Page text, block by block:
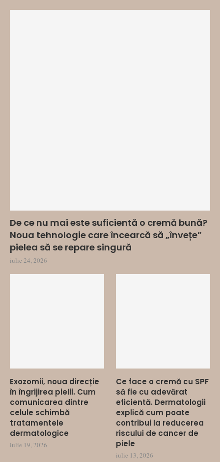
De ce nu mai este suficientă o cremă bună?
Noua tehnologie care încearcă să „învețe”
pielea să se repare singură
iulie 24, 2026
Exozomii, noua direcție
în îngrijirea pielii. Cum
comunicarea dintre
celule schimbă
tratamentele
dermatologice
iulie 19, 2026
Ce face o cremă cu SPF
să fie cu adevărat
eficientă. Dermatologii
explică cum poate
contribui la reducerea
riscului de cancer de
piele
iulie 13, 2026